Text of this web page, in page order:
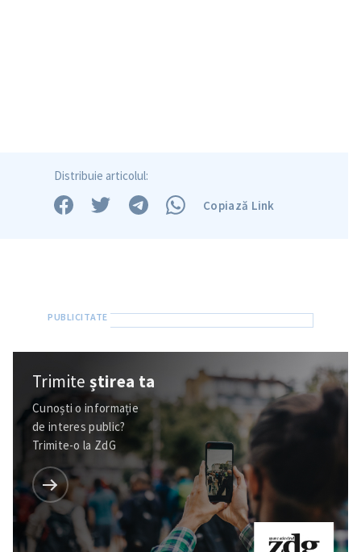
Distribuie articolul:
Copiază Link
Trimiteștirea ta
Cunoști o informație
de interes public?
Trimite-o la ZdG